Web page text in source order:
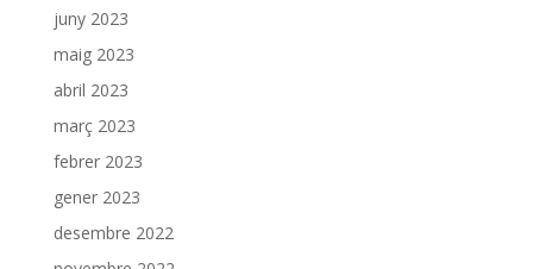
juny 2023
maig 2023
abril 2023
març 2023
febrer 2023
gener 2023
desembre 2022